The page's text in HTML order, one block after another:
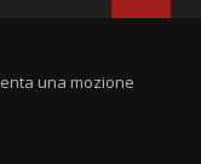
una mozione